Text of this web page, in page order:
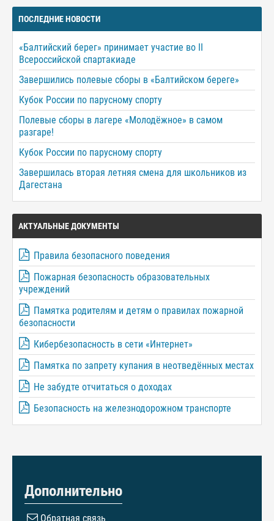
ПОСЛЕДНИЕ НОВОСТИ
«Балтийский берег» принимает участие во II
Всероссийской спартакиаде
Завершились полевые сборы в «Балтийском береге»
Кубок России по парусному спорту
Полевые сборы в лагере «Молодёжное» в самом
разгаре!
Кубок России по парусному спорту
Завершилась вторая летняя смена для школьников из
Дагестана
АКТУАЛЬНЫЕ ДОКУМЕНТЫ
Правила безопасного поведения
Пожарная безопасность образовательных
учреждений
Памятка родителям и детям о правилах пожарной
безопасности
Кибербезопасность в сети «Интернет»
Памятка по запрету купания в неотведённых местах
Не забудте отчитаться о доходах
Безопасность на железнодорожном транспорте
Дополнительно
Обратная связь